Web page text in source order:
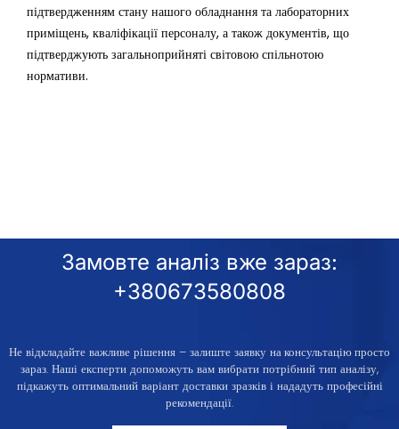
підтвердженням стану нашого обладнання та лабораторних
приміщень, кваліфікації персоналу, а також документів, що
підтверджують загальноприйняті світовою спільнотою
нормативи.
Замовте аналіз вже зараз:
+380673580808
Не відкладайте важливе рішення – залиште заявку на консультацію просто
зараз. Наші експерти допоможуть вам вибрати потрібний тип аналізу,
підкажуть оптимальний варіант доставки зразків і нададуть професійні
рекомендації.